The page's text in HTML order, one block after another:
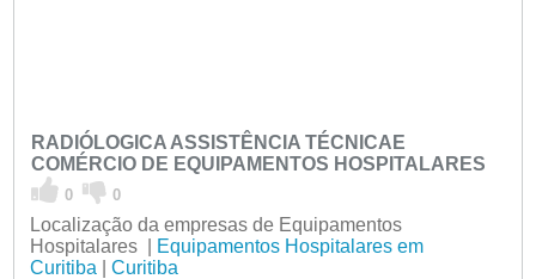
RADIÓLOGICA ASSISTÊNCIA TÉCNICAE
COMÉRCIO DE EQUIPAMENTOS HOSPITALARES
0 0
Localização da empresas de Equipamentos
Hospitalares |
Equipamentos Hospitalares em
Curitiba
Curitiba